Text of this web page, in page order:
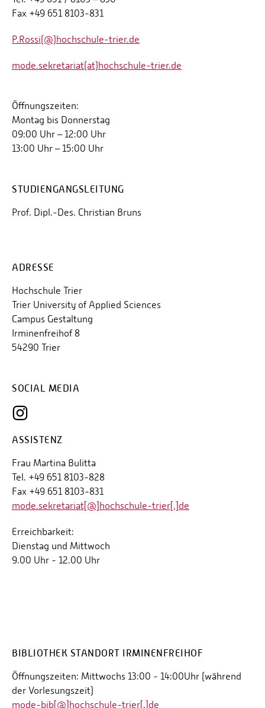
Fax +49 651 8103-831
P.Rossi(@)hochschule-trier.de
mode.sekretariat(at)hochschule-trier.de
Öffnungszeiten:
Montag bis Donnerstag
09:00 Uhr – 12:00 Uhr
13:00 Uhr – 15:00 Uhr
STUDIENGANGSLEITUNG
Prof. Dipl.-Des. Christian Bruns
ADRESSE
Hochschule Trier
Trier University of Applied Sciences
Campus Gestaltung
Irminenfreihof 8
54290 Trier
SOCIAL MEDIA
ASSISTENZ
Frau Martina Bulitta
Tel. +49 651 8103-828
Fax +49 651 8103-831
mode.sekretariat[@]hochschule-trier[.]de
Erreichbarkeit:
Dienstag und Mittwoch
9.00 Uhr - 12.00 Uhr
BIBLIOTHEK STANDORT IRMINENFREIHOF
Öffnungszeiten: Mittwochs 13:00 - 14:00Uhr (während
der Vorlesungszeit)
mode-bib[@]hochschule-trier[.]de